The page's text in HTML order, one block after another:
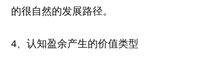
的很自然的发展路径。
4、认知盈余产生的价值类型